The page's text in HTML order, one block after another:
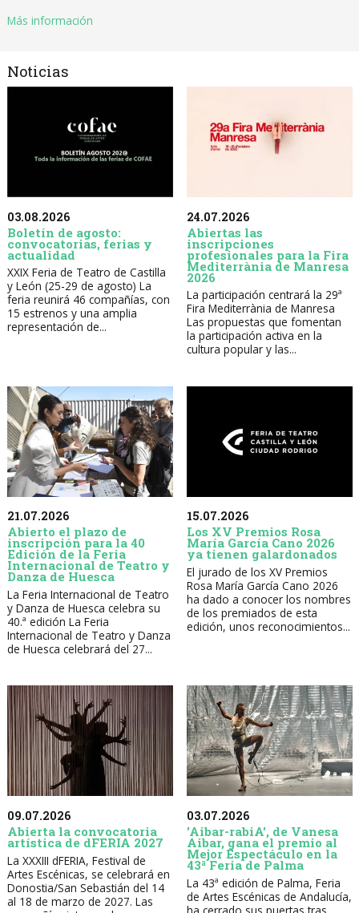
Más información
Noticias
03.08.2026
Boletín de agosto:
convocatorias, ferias y
actualidad
XXIX Feria de Teatro de Castilla
y León (25-29 de agosto) La
feria reunirá 46 compañías, con
15 estrenos y una amplia
representación de...
24.07.2026
Abiertas las
inscripciones
profesionales para la Fira
Mediterrània de Manresa
2026
La participación centrará la 29ª
Fira Mediterrània de Manresa
Las propuestas que fomentan
la participación activa en la
cultura popular y las...
21.07.2026
Abierto el plazo de
inscripción para la 40
Edición de la Feria
Internacional de Teatro y
Danza de Huesca
La Feria Internacional de Teatro
y Danza de Huesca celebra su
40.ª edición La Feria
Internacional de Teatro y Danza
de Huesca celebrará del 27...
15.07.2026
Los XV Premios Rosa
María García Cano 2026
ya tienen galardonados
El jurado de los XV Premios
Rosa María García Cano 2026
ha dado a conocer los nombres
de los premiados de esta
edición, unos reconocimientos...
09.07.2026
Abierta la convocatoria
artística de dFERIA 2027
La XXXIII dFERIA, Festival de
Artes Escénicas, se celebrará en
Donostia/San Sebastián del 14
al 18 de marzo de 2027. Las
03.07.2026
'Aibar-rabiA', de Vanesa
Aibar, gana el premio al
Mejor Espectáculo en la
43ª Feria de Palma
La 43ª edición de Palma, Feria
de Artes Escénicas de Andalucía,